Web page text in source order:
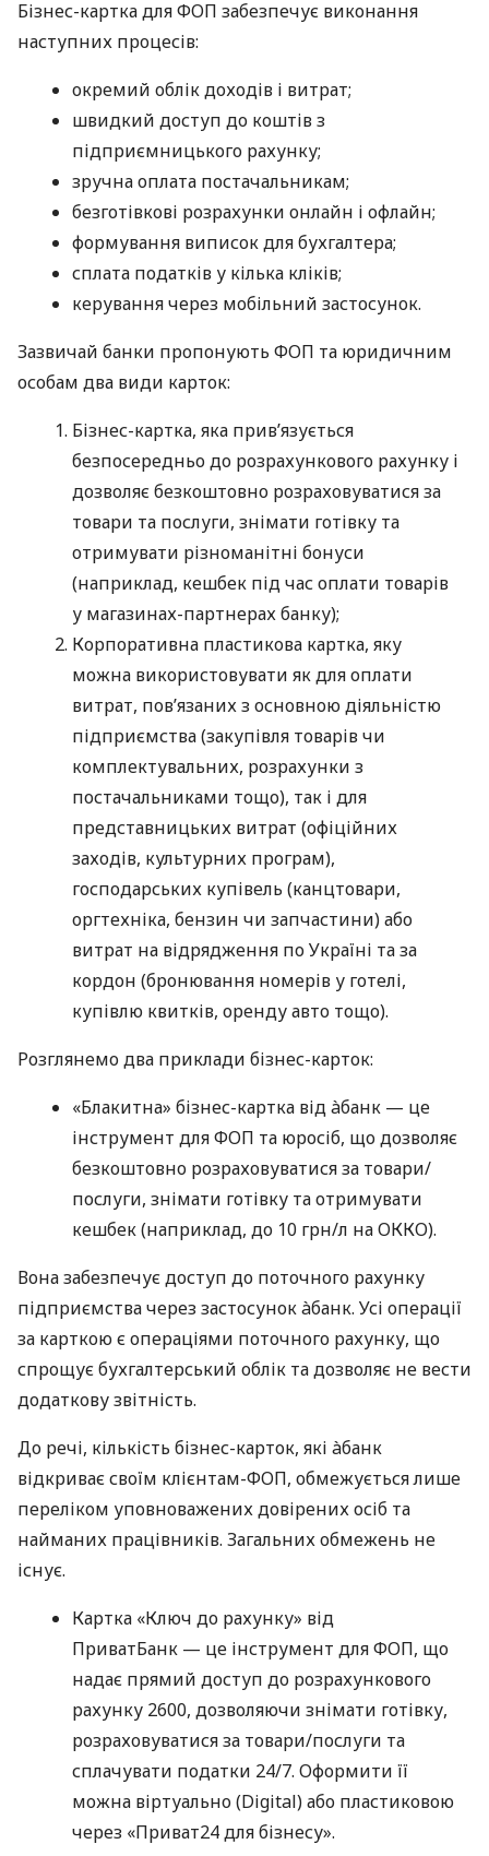
Бізнес-картка для ФОП забезпечує виконання
наступних процесів:
окремий облік доходів і витрат;
швидкий доступ до коштів з
підприємницького рахунку;
зручна оплата постачальникам;
безготівкові розрахунки онлайн і офлайн;
формування виписок для бухгалтера;
сплата податків у кілька кліків;
керування через мобільний застосунок.
Зазвичай банки пропонують ФОП та юридичним
особам два види карток:
Бізнес-картка, яка прив’язується
безпосередньо до розрахункового рахунку і
дозволяє безкоштовно розраховуватися за
товари та послуги, знімати готівку та
отримувати різноманітні бонуси
(наприклад, кешбек під час оплати товарів
у магазинах-партнерах банку);
Корпоративна пластикова картка, яку
можна використовувати як для оплати
витрат, пов’язаних з основною діяльністю
підприємства (закупівля товарів чи
комплектувальних, розрахунки з
постачальниками тощо), так і для
представницьких витрат (офіційних
заходів, культурних програм),
господарських купівель (канцтовари,
оргтехніка, бензин чи запчастини) або
витрат на відрядження по Україні та за
кордон (бронювання номерів у готелі,
купівлю квитків, оренду авто тощо).
Розглянемо два приклади бізнес-карток:
«Блакитна» бізнес-картка від àбанк — це
інструмент для ФОП та юросіб, що дозволяє
безкоштовно розраховуватися за товари/
послуги, знімати готівку та отримувати
кешбек (наприклад, до 10 грн/л на ОККО).
Вона забезпечує доступ до поточного рахунку
підприємства через застосунок àбанк. Усі операції
за карткою є операціями поточного рахунку, що
спрощує бухгалтерський облік та дозволяє не вести
додаткову звітність.
До речі, кількість бізнес-карток, які àбанк
відкриває своїм клієнтам-ФОП, обмежується лише
переліком уповноважених довірених осіб та
найманих працівників. Загальних обмежень не
існує.
Картка «Ключ до рахунку» від
ПриватБанк — це інструмент для ФОП, що
надає прямий доступ до розрахункового
рахунку 2600, дозволяючи знімати готівку,
розраховуватися за товари/послуги та
сплачувати податки 24/7. Оформити її
можна віртуально (Digital) або пластиковою
через «Приват24 для бізнесу».